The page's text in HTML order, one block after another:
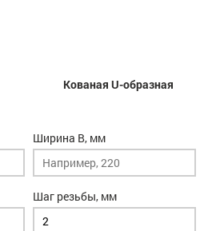
Кованая U-образная
Ширина B, мм
Шаг резьбы, мм